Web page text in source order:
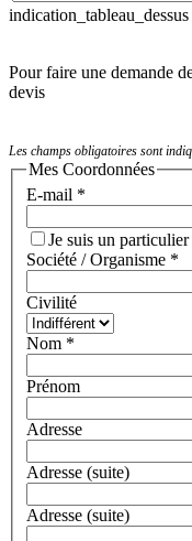
indication_tableau_dessus
Pour faire une demande
devis
Les champs obligatoires sont
Mes Coordonnées
E-mail *
Je suis un particulier
Société / Organisme *
Civilité
Nom *
Prénom
Adresse
Adresse (suite)
Adresse (suite)